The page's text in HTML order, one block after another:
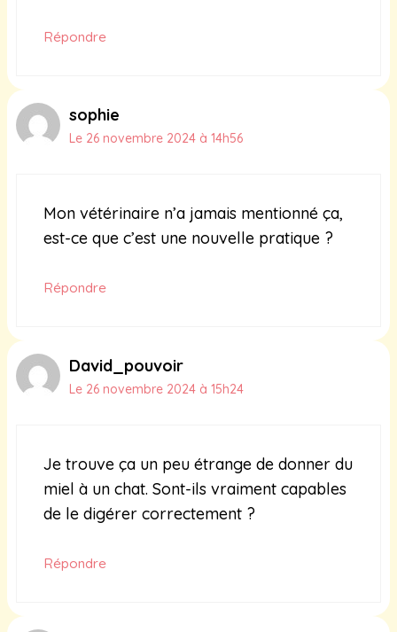
Répondre
sophie
Le 26 novembre 2024 à 14h56
Mon vétérinaire n’a jamais mentionné ça,
est-ce que c’est une nouvelle pratique ?
Répondre
David_pouvoir
Le 26 novembre 2024 à 15h24
Je trouve ça un peu étrange de donner du
miel à un chat. Sont-ils vraiment capables
de le digérer correctement ?
Répondre